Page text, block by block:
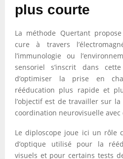
plus courte
La méthode Quertant
cure à travers
l’immunologie ou
sensoriel s’inscrit dans
d’optimiser la prise en
rééducation plus rapide et
l’objectif est de travailler sur
coordination neurovisuelle
Le diploscope joue ici un rôle
d’optique utilisé pour la
visuels et pour certains tests